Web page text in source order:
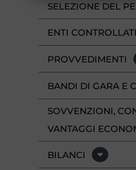
SELEZIONE DEL
ENTI CONTROLLATI
PROVVEDIMENTI
BANDI DI GARA E
SOVVENZIONI,
VANTAGGI
BILANCI